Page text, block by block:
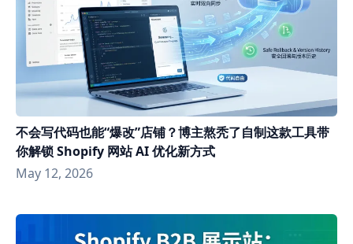
不会写代码也能“爆改”店铺？博主熬秃了自制这款工具带
你解锁 Shopify 网站 AI 优化新方式
May 12, 2026